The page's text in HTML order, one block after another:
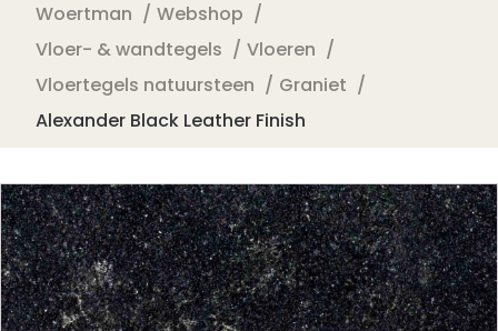
Woertman
Webshop
Vloer- & wandtegels
Vloeren
Vloertegels natuursteen
Graniet
Alexander Black Leather Finish